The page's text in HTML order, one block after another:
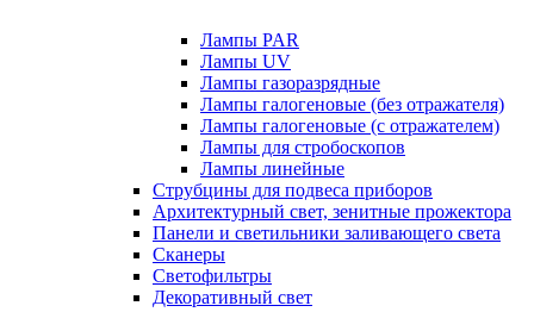
Лампы PAR
Лампы UV
Лампы газоразрядные
Лампы галогеновые (без отражателя)
Лампы галогеновые (с отражателем)
Лампы для стробоскопов
Лампы линейные
Струбцины для подвеса приборов
Архитектурный свет, зенитные прожектора
Панели и светильники заливающего света
Сканеры
Светофильтры
Декоративный свет